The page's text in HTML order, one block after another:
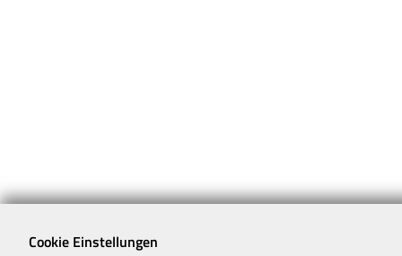
Cookie Einstellungen